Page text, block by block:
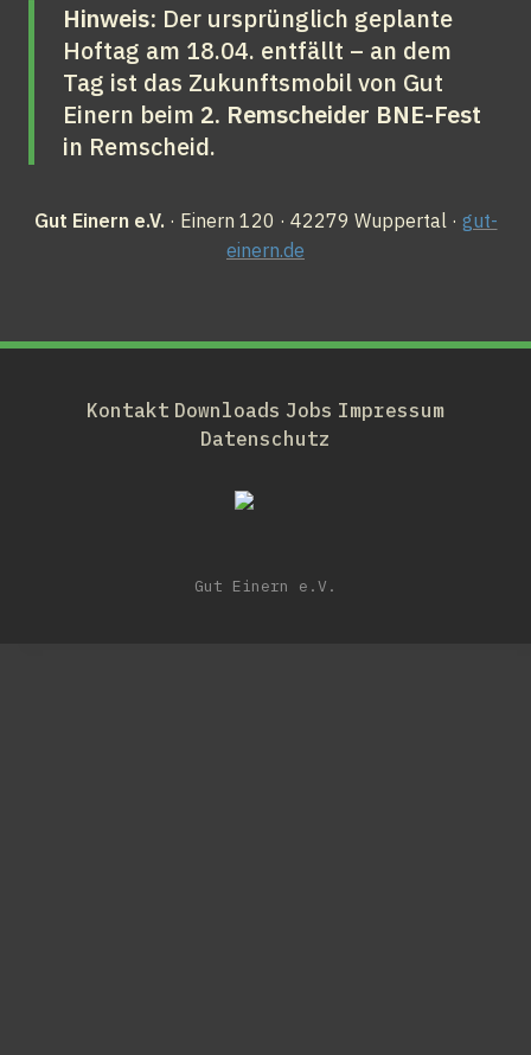
Hinweis: Der ursprünglich geplante
Hoftag am 18.04. entfällt – an dem
Tag ist das Zukunftsmobil von Gut
Einern beim 2. Remscheider BNE-Fest
in Remscheid.
Gut Einern e.V. · Einern 120 · 42279 Wuppertal · gut-
einern.de
Kontakt Downloads Jobs Impressum
Datenschutz
Gut Einern e.V.